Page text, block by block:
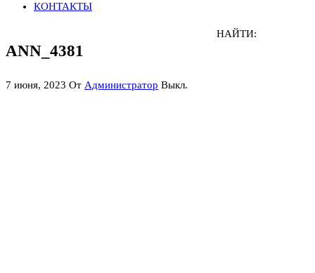
КОНТАКТЫ
ANN_4381
7 июня, 2023 От Администратор Выкл.
НАЙТИ: